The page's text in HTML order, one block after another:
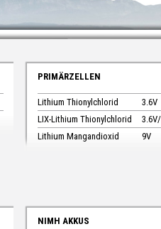
PRIMÄRZELLEN
Lithium Thionylchlorid
3.6V
LIX-Lithium Thionylchlorid
Lithium Mangandioxid
9V
NIMH AKKUS